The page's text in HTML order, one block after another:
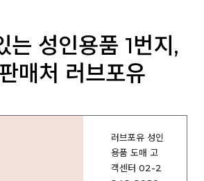
는 성인용품 1번지,
매처 러브포유
러브포유 성인
용품 도매 고
객센터 02-2